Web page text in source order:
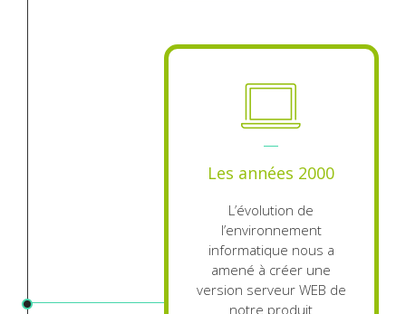
Les années 2000
L’évolution de
l’environnement
informatique nous a
amené à créer une
version serveur WEB de
notre produit